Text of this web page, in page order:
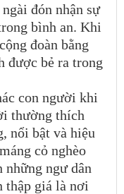
đón nhận sự
bình an. Khi
đoàn bằng
được bẻ ra trong
con người khi
thường thích
nổi bật và hiệu
cỏ nghèo
những ngư dân
thập giá là nơi